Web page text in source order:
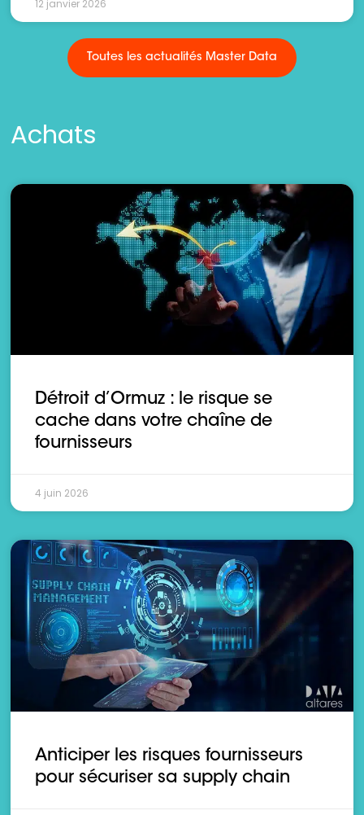
12 janvier 2026
Toutes les actualités Master Data
Achats
Détroit d’Ormuz : le risque se
cache dans votre chaîne de
fournisseurs
4 juin 2026
Anticiper les risques fournisseurs
pour sécuriser sa supply chain